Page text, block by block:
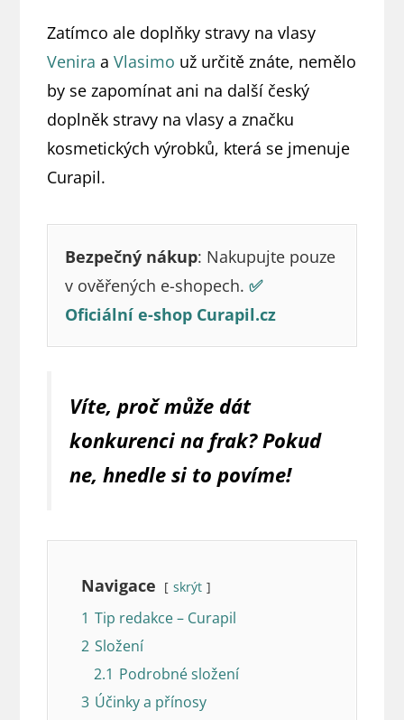
Zatímco ale doplňky stravy na vlasy
Venira aVlasimo už určitě znáte, nemělo
by se zapomínat ani na další český
doplněk stravy na vlasy a značku
kosmetických výrobků, která se jmenuje
Curapil.
Bezpečný nákup: Nakupujte pouze
v ověřených e-shopech.✅
Oficiální e-shop Curapil.cz
Víte, proč může dát
konkurenci na frak? Pokud
ne, hnedle si to povíme!
Navigace skrýt
1 Tip redakce – Curapil
2 Složení
2.1 Podrobné složení
3 Účinky a přínosy